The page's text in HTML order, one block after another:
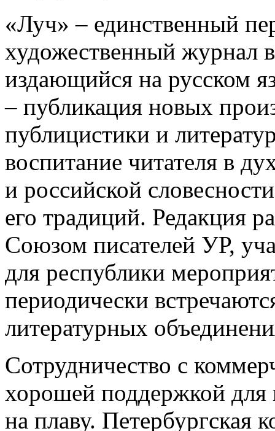
«Луч» – единственный
художественный журнал
издающийся на русском
– публикация новых
публицистики и
воспитание читателя в
и российской
его традиций. Редакция
Союзом писателей УР,
для республики
периодически
литературных
Сотрудничество с
хорошей поддержкой для
на плаву. Петербургская